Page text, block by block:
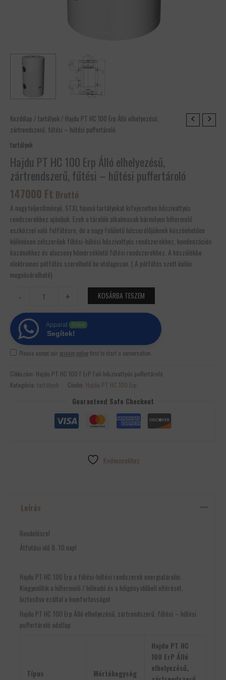
Kezdőlap / tartályok / Hajdu PT HC 100 Erp Álló elhelyezésű,
zártrendszerű, fűtési – hűtési puffertároló
tartályok
Hajdu PT HC 100 Erp Álló elhelyezésű,
zártrendszerű, fűtési – hűtési puffertároló
147000 Ft Bruttó
A nagy teljesítményű, STXL típusú tartályokat kifejezetten hőszivattyús
rendszerekhez ajánljuk. Ezek a tárolók alkalmasak bármilyen hőtermelő
eszközzel való felfűtésre, de a nagy felületű hőcserélőjüknek köszönhetően
különösen célszerűek fűtési-hűtési hőszivattyús rendszerekhez, kondenzációs
kazánokhoz és alacsony hőmérsékletű fűtési rendszerekhez. A készülékbe
elektromos pótfűtés szerelhető be utólagosan. ( A pótfűtés szett külön
megvásárolható)
-
Hajdu
PT
HC
Erp
Álló
zártrendszerű,
fűtési
-
hűtési
puffertároló
mennyiség
+ KOSÁRBA TESZEM
Apparat Online
Segítek!
Please accept our privacy policyfirst to start a conversation.
Cikkszám: Hajdu PT HC 100 F ErP Fali hőszivattyús puffertároló
Kategória: tartályok Címke: Hajdu PT HC 100 Erp
Guaranteed Safe Checkout
Kedvencekhez
Leírás
Rendelésre!
Átfutási idő 8..10 nap!
Hajdu PT HC 100 Erp a fűtési-hűtési rendszerek energiatárolói.
Kiegyenlítik a hőtermelő / hőleadó és a hőigény időbeli eltérését,
biztosítva ezáltal a komfortosságot
Hajdu PT HC 100 Erp Álló elhelyezésű, zártrendszerű, fűtési – hűtési
puffertároló adatlap
Típus Mértékegység
Hajdu PT HC
100 ErP Álló
elhelyezésű,